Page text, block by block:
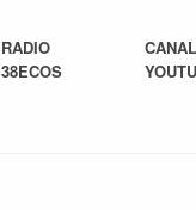
RADIO
38ECOS
CANAL